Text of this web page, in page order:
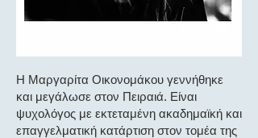
Η Μαργαρίτα Οικονομάκου γεννήθηκε
και μεγάλωσε στον Πειραιά. Είναι
ψυχολόγος με εκτεταμένη ακαδημαϊκή και
επαγγελματική κατάρτιση στον τομέα της